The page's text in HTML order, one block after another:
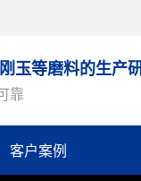
玉等磨料的生产
靠
客户案例